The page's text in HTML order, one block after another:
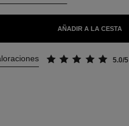
AÑADIR A LA CESTA
5.0/5